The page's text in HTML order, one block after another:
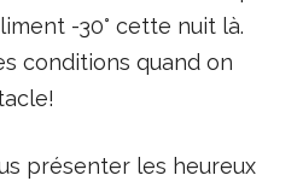
-30° cette nuit là.
conditions quand on
présenter les heureux